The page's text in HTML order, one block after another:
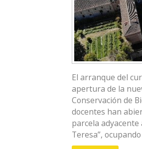
El arranque del
apertura de la
Conservación de
docentes han
parcela adyacente
Teresa”,